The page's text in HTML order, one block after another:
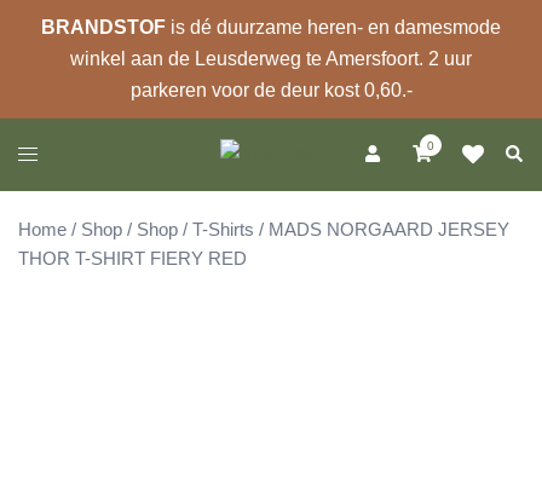
BRANDSTOF is dé duurzame heren- en damesmode
winkel aan de Leusderweg te Amersfoort. 2 uur
parkeren voor de deur kost 0,60.-
naar
de
inhoud
Toggle
0
Home / Shop / Shop / T-Shirts / MADS NORGAARD JERSEY
THOR T-SHIRT FIERY RED